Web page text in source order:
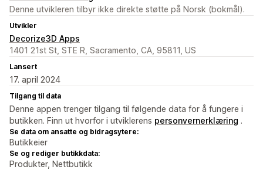
Denne utvikleren tilbyr ikke direkte støtte på Norsk (bokmål).
Utvikler
Decorize3D Apps
1401 21st St, STE R, Sacramento, CA, 95811, US
Lansert
17. april 2024
Tilgang til data
Denne appen trenger tilgang til følgende data for å fungere i
butikken. Finn ut hvorfor i utviklerens personvernerklæring .
Se data om ansatte og bidragsytere:
Butikkeier
Se og rediger butikkdata:
Produkter, Nettbutikk